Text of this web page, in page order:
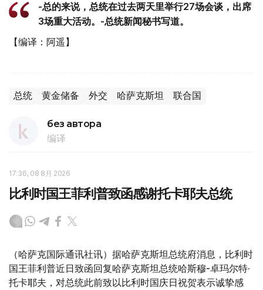
-总的来说，总统在过去两天里举行27场会谈，出席
3场重大活动。-总统新闻秘书写道。
【编译：阿遥】
总统 黄金储备 外交 哈萨克斯坦 联合国
без автора
编译
17:36, 08 8月 2026
比利时国王菲利普致函感谢托卡耶夫总统
（哈萨克国际通讯社讯）据哈萨克斯坦总统府消息，比利时
国王菲利普近日致函回复哈萨克斯坦总统哈斯穆-卓玛尔特·
托卡耶夫，对总统此前致以比利时国庆日祝贺表示诚挚感